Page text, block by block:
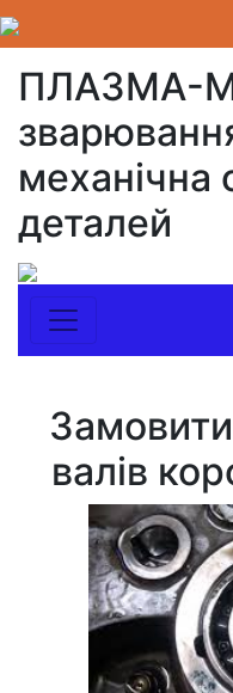
ПЛАЗМА-
механічна
деталей
валів